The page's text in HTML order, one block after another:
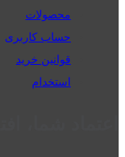
محصولات
حساب کاربری
قوانین خرید
استخدام